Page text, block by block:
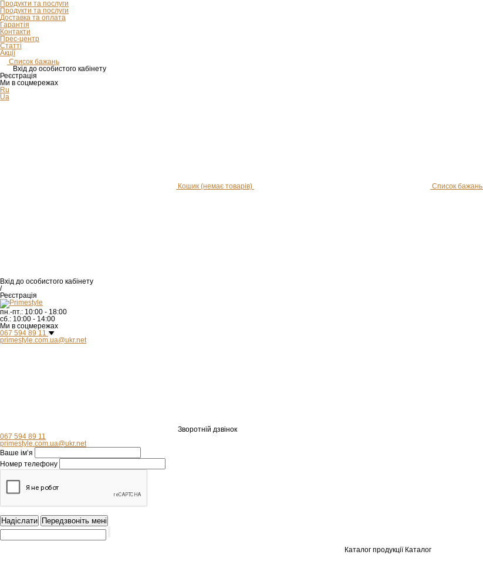
Продукти та послуги
Продукти та послуги
Доставка та оплата
Гарантія
Контакти
Прес-центр
Статті
Акції
Список бажань
Вхід до особистого кабінету
Реєстрація
Ми в соцмережах
Ru
Ua
Кошик (немає товарів) Список бажань
Вхід до особистого кабінету
/
Реєстрація
пн.-пт.: 10:00 - 18:00
сб.: 10:00 - 14:00
Ми в соцмережах
067 594 89 11
primestyle.com.ua@ukr.net
Зворотній дзвінок
067 594 89 11
primestyle.com.ua@ukr.net
Ваше ім’я
Номер телефону
Каталог продукції Каталог